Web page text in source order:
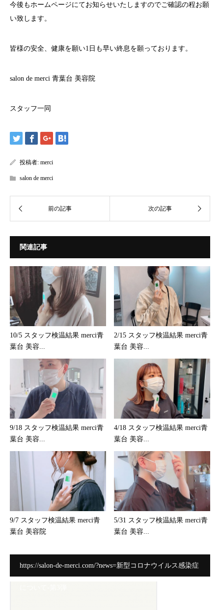
今後もホームページにてお知らせいたしますのでご確認の程お願
い致します。
皆様の安全、健康を願い1 日も早い終息を願っております。
salon de merci 青葉台 美容院
スタッフ一同
投稿者: merci
salon de merci
関連記事
10/5 スタッフ検温結果 merci青
葉台 美容...
2/15 スタッフ検温結果 merci青
葉台 美容...
9/18 スタッフ検温結果 merci青
葉台 美容...
4/18 スタッフ検温結果 merci青
葉台 美容...
9/7 スタッフ検温結果 merci青
葉台 美容院
5/31 スタッフ検温結果 merci青
葉台 美容...
https://salon-de-merci.com/?news=新型コロナウイルス感染症